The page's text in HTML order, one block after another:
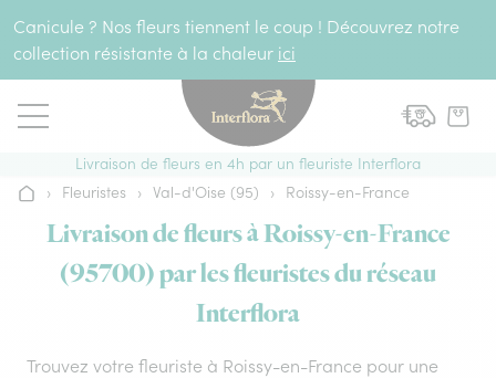
Canicule ? Nos fleurs tiennent le coup ! Découvrez notre
collection résistante à la chaleur ici
Livraison de fleurs en 4h par un fleuriste Interflora
Accueil
› Fleuristes › Val-d'Oise (95) › Roissy-en-France
Livraison de fleurs à Roissy-en-France
(95700) par les fleuristes du réseau
Interflora
Trouvez votre fleuriste à Roissy-en-France pour une